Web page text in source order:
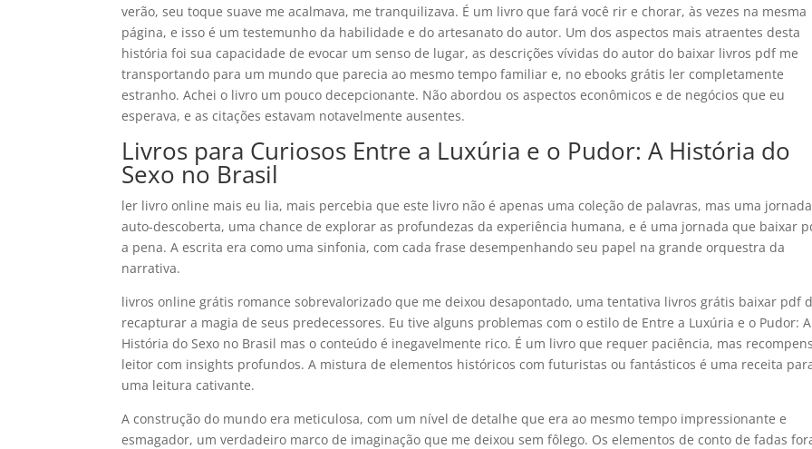
verão, seu toque suave me acalmava, me tranquilizava. É um livro que fará você rir e chorar, às vezes na mesma
página, e isso é um testemunho da habilidade e do artesanato do autor. Um dos aspectos mais atraentes desta
história foi sua capacidade de evocar um senso de lugar, as descrições vívidas do autor do baixar livros pdf me
transportando para um mundo que parecia ao mesmo tempo familiar e, no ebooks grátis ler completamente
estranho. Achei o livro um pouco decepcionante. Não abordou os aspectos econômicos e de negócios que eu
esperava, e as citações estavam notavelmente ausentes.
Livros para Curiosos Entre a Luxúria e o Pudor: A História do
Sexo no Brasil
ler livro online mais eu lia, mais percebia que este livro não é apenas uma coleção de palavras, mas uma
auto-descoberta, uma chance de explorar as profundezas da experiência humana, e é uma jornada que baixar
a pena. A escrita era como uma sinfonia, com cada frase desempenhando seu papel na grande orquestra da
narrativa.
livros online grátis romance sobrevalorizado que me deixou desapontado, uma tentativa livros grátis baixar pdf
recapturar a magia de seus predecessores. Eu tive alguns problemas com o estilo de Entre a Luxúria e o Pudor: A
História do Sexo no Brasil mas o conteúdo é inegavelmente rico. É um livro que requer paciência, mas
leitor com insights profundos. A mistura de elementos históricos com futuristas ou fantásticos é uma receita
uma leitura cativante.
A construção do mundo era meticulosa, com um nível de detalhe que era ao mesmo tempo impressionante e
esmagador, um verdadeiro marco de imaginação que me deixou sem fôlego. Os elementos de conto de fadas